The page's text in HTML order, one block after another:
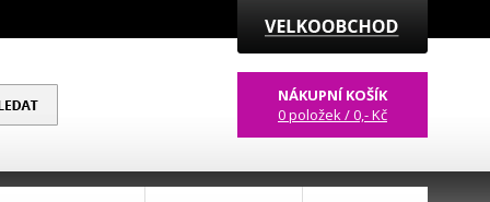
NÁKUPNÍ KOŠÍK
0 položek / 0,- Kč